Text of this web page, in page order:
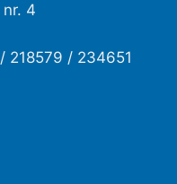
4
218579 / 234651